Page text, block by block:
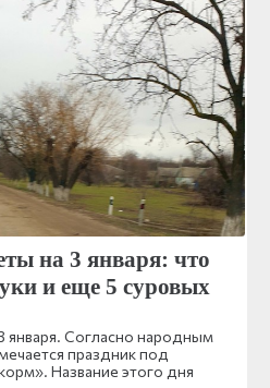
на 3 января: что
и еще 5 суровых
Согласно народным
праздник под
Название этого дня